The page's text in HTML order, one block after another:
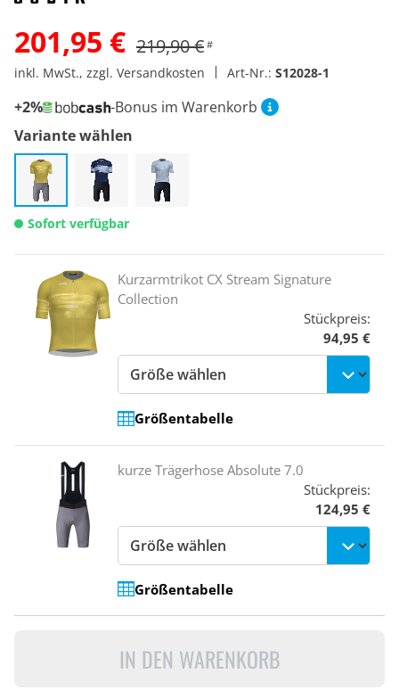
201,95 € 219,90 € #
inkl. MwSt., zzgl. Versandkosten Art-Nr.: S12028-1
+2%
-Bonus im Warenkorb
Variante wählen
Sofort verfügbar
Kurzarmtrikot CX Stream Signature
Collection
Stückpreis:
94,95 €
Größentabelle
kurze Trägerhose Absolute 7.0
Stückpreis:
124,95 €
Größentabelle
IN DEN WARENKORB